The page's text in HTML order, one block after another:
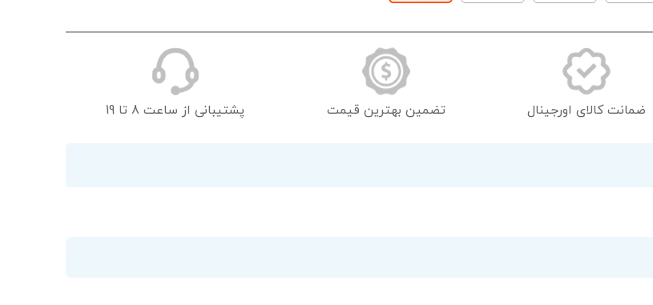
ضمانت کالای اورجینال تضمین بهترین قیمت پشتیبانی از ساعت 8 تا 19